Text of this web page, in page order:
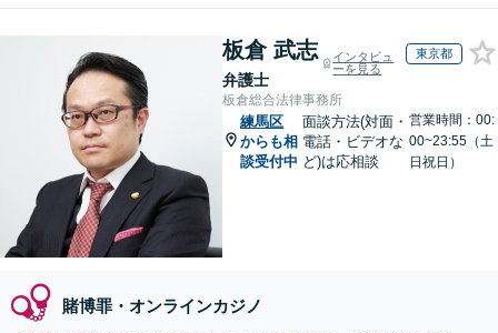
板倉 武志
弁護士
インタビュ
ーを見る
東京都
板倉総合法律事務所
練馬区
からも相
談受付中
面談方法(対面・
電話・ビデオな
ど)は応相談
営業時間：00:
00~23:55（土
日祝日）
賭博罪・オンラインカジノ